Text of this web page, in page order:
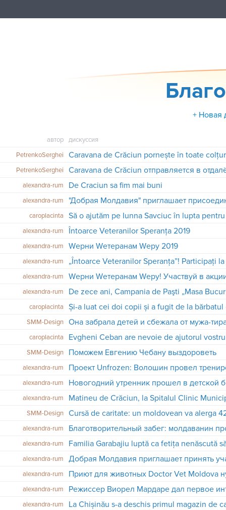
+ Новая
автор
дискуссия
PetrenkoSerghei
PetrenkoSerghei
alexandra-rum
De Craciun sa fim mai buni
alexandra-rum
caroplacinta
Să o ajutăm pe Iunna Savciuc în lupta
alexandra-rum Întoarce Veteranilor Speranța 2019
alexandra-rum Wерни Wетеранам Wеру 2019
alexandra-rum
alexandra-rum
Wерни Wетеранам Wеру! Участвуй в
alexandra-rum
caroplacinta
SMM-Design
caroplacinta
Evgheni Ceban are nevoie de ajutorul vostru
SMM-Design Поможем Евгению Чебану выздороветь
alexandra-rum
alexandra-rum
Новогодний утренник прошел в детской
alexandra-rum Matineu de Crăciun, la Spitalul Clinic
SMM-Design Cursă de caritate: un moldovean va alerga
alexandra-rum
alexandra-rum
alexandra-rum
alexandra-rum
Приют для животных Doctor Vet Moldova
alexandra-rum
alexandra-rum
La Chișinău s-a deschis primul magazin de